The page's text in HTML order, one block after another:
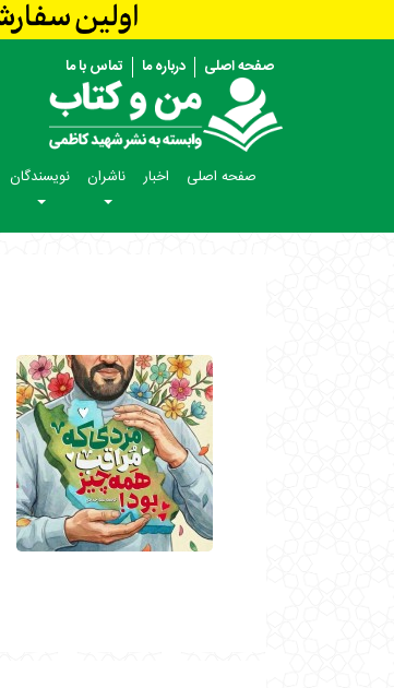
صفحه اصلی درباره ما تماس با ما
صفحه اصلی اخبار ناشران نویسندگان